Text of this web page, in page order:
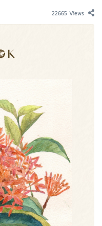
22665 Views